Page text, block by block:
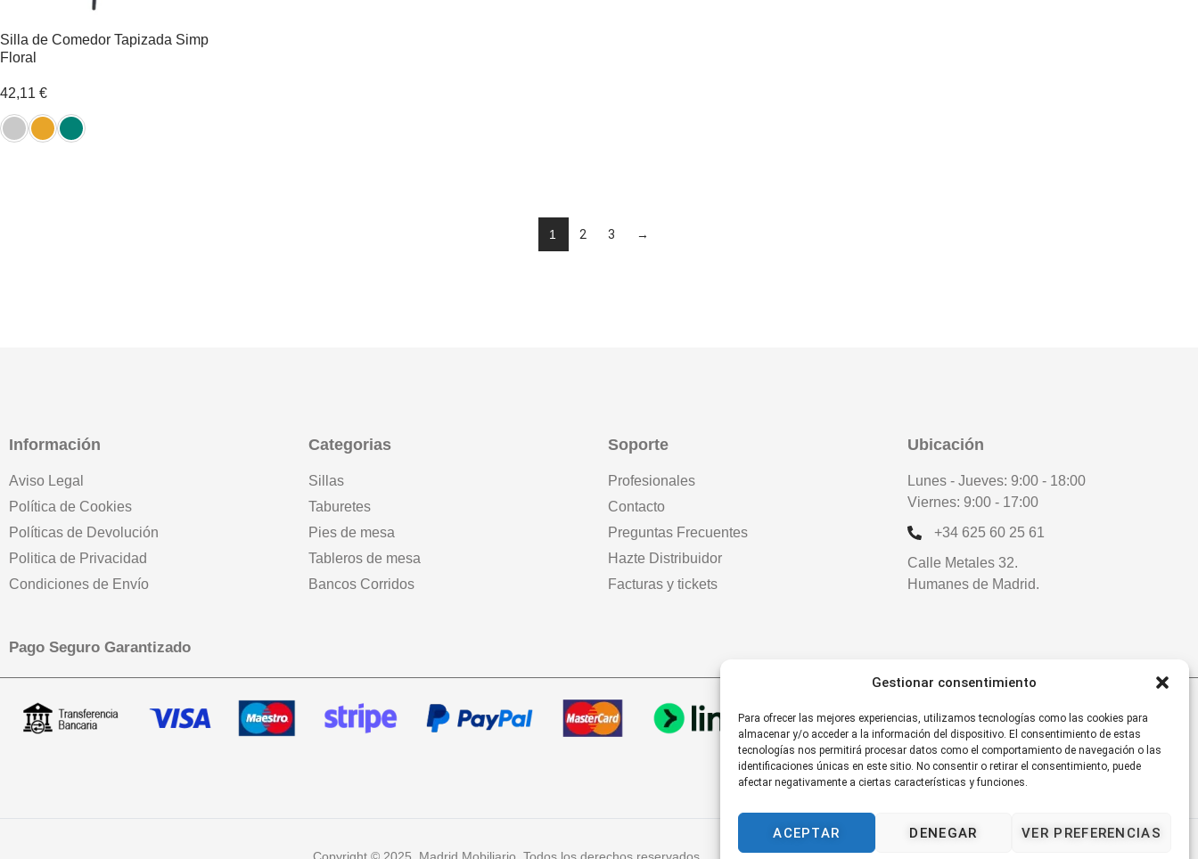
Gestionar consentimiento
Para ofrecer las mejores experiencias, utilizamos tecnologías como las cookies para
almacenar y/o acceder a la información del dispositivo. El consentimiento de estas
tecnologías nos permitirá procesar datos como el comportamiento de navegación o las
identificaciones únicas en este sitio. No consentir o retirar el consentimiento, puede
afectar negativamente a ciertas características y funciones.
ACEPTAR DENEGAR VER PREFERENCIAS
Silla de Comedor Tapizada Simp
Floral
42,11 €
1 2 3 →
Información
Aviso Legal
Política de Cookies
Políticas de Devolución
Politica de Privacidad
Condiciones de Envío
Categorias
Sillas
Taburetes
Pies de mesa
Tableros de mesa
Bancos Corridos
Soporte
Profesionales
Contacto
Preguntas Frecuentes
Hazte Distribuidor
Facturas y tickets
Ubicación
Lunes - Jueves: 9:00 - 18:00
Viernes: 9:00 - 17:00
+34 625 60 25 61
Calle Metales 32.
Humanes de Madrid.
Pago Seguro Garantizado
Copyright © 2025. Madrid Mobiliario. Todos los derechos reservados.